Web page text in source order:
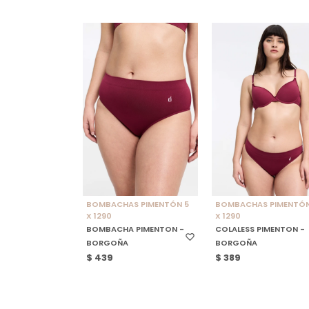
SELECCIONAR TALLE
BOMBACHAS PIMENTÓN 5
X 1290
BOMBACHA PIMENTON -
BORGOÑA
$ 439
SELECCIONAR TALLE
BOMBACHAS
X 1290
COLALESS PIMENTON -
BORGOÑA
$ 389